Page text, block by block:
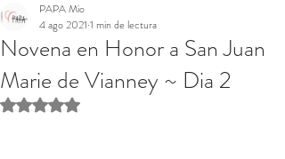
Novena en Honor a San Juan
Marie de Vianney ~ Dia 2
PAPA Mio
4 ago 2021 1 min de lectura
Obtuvo NaN de 5 estrellas.